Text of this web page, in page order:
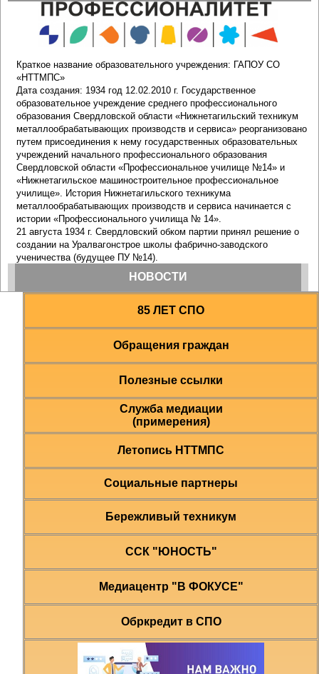
85 ЛЕТ СПО
Обращения граждан
Полезные ссылки
Служба медиации
(примерения)
Летопись НТТМПС
Социальные партнеры
Бережливый техникум
ССК "ЮНОСТЬ"
Медиацентр "В ФОКУСЕ"
Обркредит в СПО